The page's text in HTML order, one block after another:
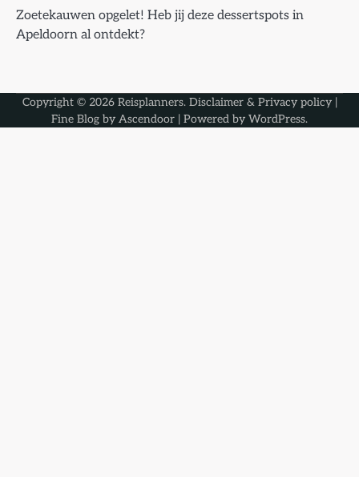
Zoetekauwen opgelet! Heb jij deze dessertspots in
Apeldoorn al ontdekt?
Copyright © 2026 Reisplanners. Disclaimer & Privacy policy|
Fine Blog by Ascendoor | Powered by WordPress.